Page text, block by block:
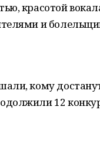
красотой
и
кому
12